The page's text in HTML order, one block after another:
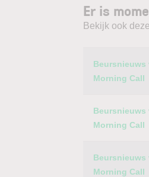
Er is
Bekijk ook
Category
Beursnieuws
Morning Call
Beursnieuws
Morning Call
Beursnieuws
Morning Call